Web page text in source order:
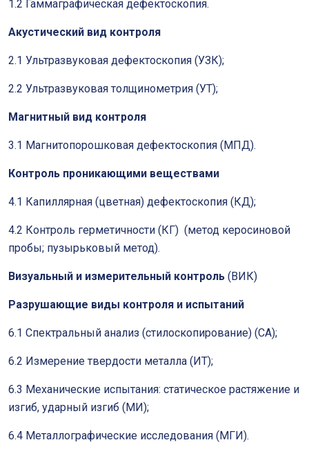
1.2 Гаммаграфическая дефектоскопия.
Акустический вид контроля
2.1 Ультразвуковая дефектоскопия (УЗК);
2.2 Ультразвуковая толщинометрия (УТ);
Магнитный вид контроля
3.1 Магнитопорошковая дефектоскопия (МПД).
Контроль проникающими веществами
4.1 Капиллярная (цветная) дефектоскопия (КД);
4.2 Контроль герметичности (КГ) (метод керосиновой
пробы; пузырьковый метод).
Визуальный и измерительный контроль (ВИК)
Разрушающие виды контроля и испытаний
6.1 Спектральный анализ (стилоскопирование) (СА);
6.2 Измерение твердости металла (ИТ);
6.3 Механические испытания: статическое растяжение и
изгиб, ударный изгиб (МИ);
6.4 Металлографические исследования (МГИ).